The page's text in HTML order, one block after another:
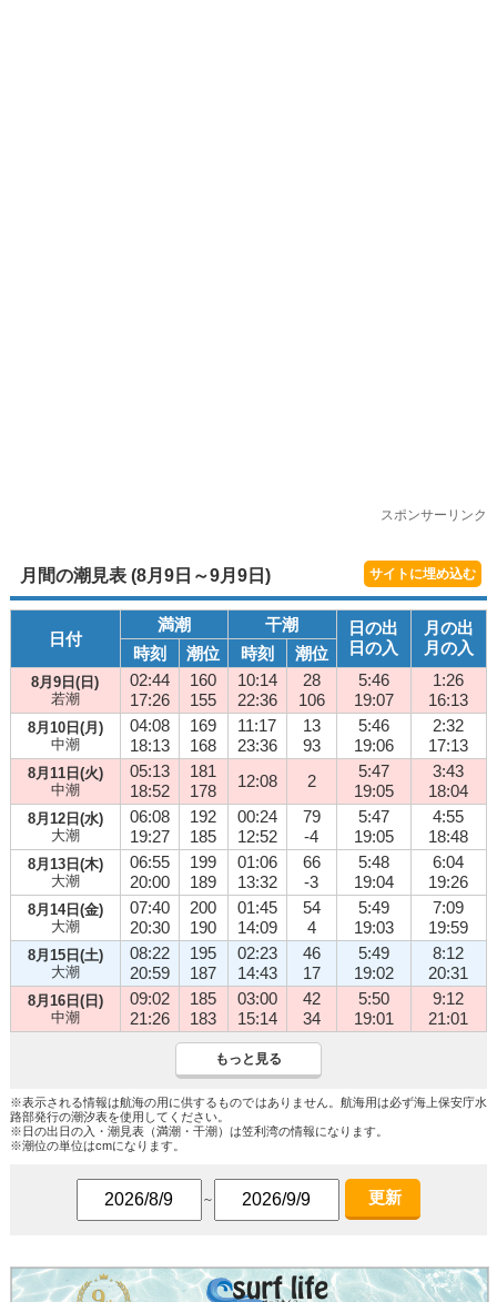
スポンサーリンク
月間の潮見表 (8月9日～9月9日) サイトに埋め込む
日付
満潮 干潮
日の出
日の入
月の出
月の入
時刻 潮位 時刻 潮位
8月9日(日)
若潮
02:44
17:26
160
155
10:14
22:36
28
106
5:46
19:07
1:26
16:13
8月10日(月)
中潮
04:08
18:13
169
168
11:17
23:36
13
93
5:46
19:06
2:32
17:13
8月11日(火)
中潮
05:13
18:52
181
178
12:08 2
5:47
19:05
3:43
18:04
8月12日(水)
大潮
06:08
19:27
192
185
00:24
12:52
79
-4
5:47
19:05
4:55
18:48
8月13日(木)
大潮
06:55
20:00
199
189
01:06
13:32
66
-3
5:48
19:04
6:04
19:26
8月14日(金)
大潮
07:40
20:30
200
190
01:45
14:09
54
4
5:49
19:03
7:09
19:59
8月15日(土)
大潮
08:22
20:59
195
187
02:23
14:43
46
17
5:49
19:02
8:12
20:31
8月16日(日)
中潮
09:02
21:26
185
183
03:00
15:14
42
34
5:50
19:01
9:12
21:01
もっと見る
※表示される情報は航海の用に供するものではありません。航海用は必ず海上保安庁水
路部発行の潮汐表を使用してください。
※日の出日の入・潮見表（満潮・干潮）は笠利湾の情報になります。
※潮位の単位はcmになります。
～ 更新